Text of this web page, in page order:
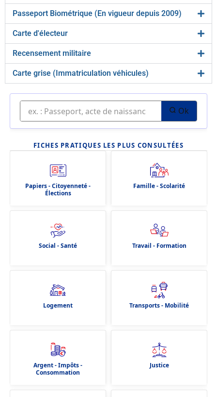
Passeport Biométrique (En vigueur depuis 2009)
Carte d'électeur
Recensement militaire
Carte grise (Immatriculation véhicules)
Ok
FICHES PRATIQUES LES PLUS CONSULTÉES
Papiers - Citoyenneté -
Élections
Famille - Scolarité
Social - Santé Travail - Formation
Logement Transports - Mobilité
Argent - Impôts -
Consommation
Justice